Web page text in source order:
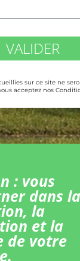
VALIDER
sur ce site ne
acceptez nos
: vous
dans la
la
et la
de votre